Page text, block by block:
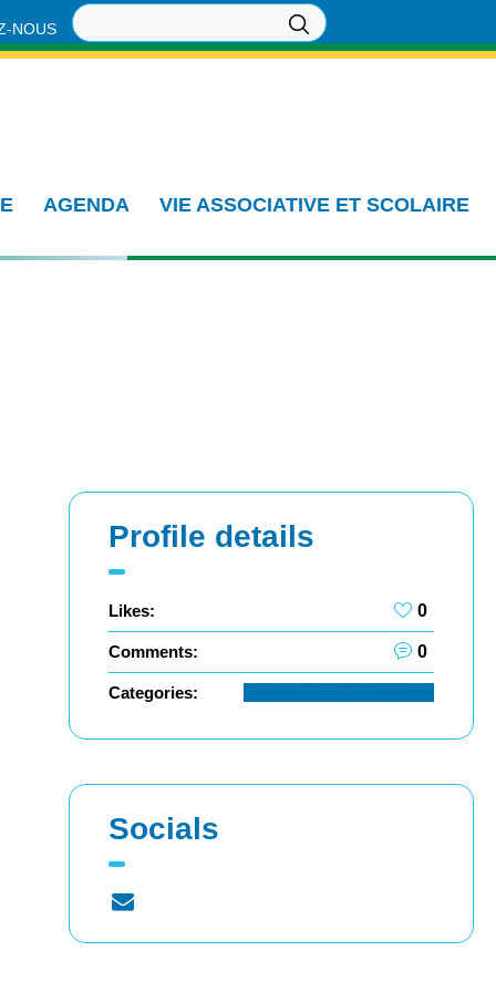
NOUS
AGENDA VIE ASSOCIATIVE ET SCOLAIRE
Profile details
Likes: 0
Comments: 0
Categories:
Socials